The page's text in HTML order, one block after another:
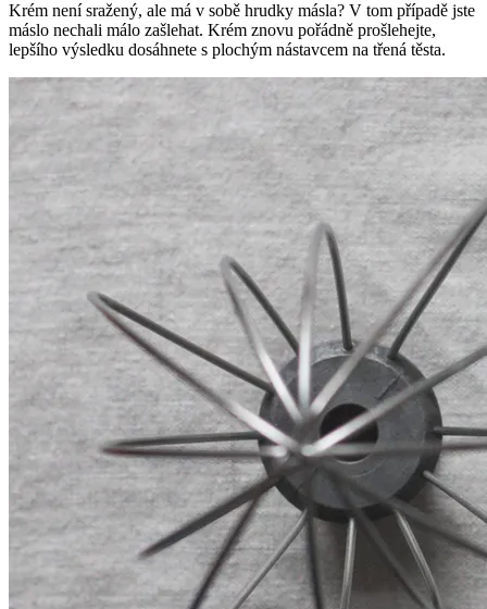
Krém není sražený, ale má v sobě hrudky másla? V tom případě jste
máslo nechali málo zašlehat. Krém znovu pořádně prošlehejte,
lepšího výsledku dosáhnete s plochým nástavcem na třená těsta.